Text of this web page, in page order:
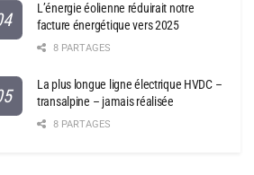
L’énergie éolienne réduirait notre
facture énergétique vers 2025
8 PARTAGES
La plus longue ligne électrique HVDC –
transalpine – jamais réalisée
8 PARTAGES